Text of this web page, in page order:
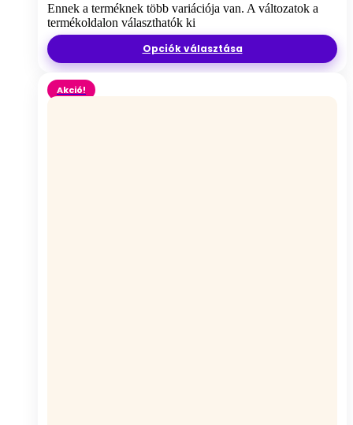
Opciók választása
Ennek a terméknek több variációja van. A változatok a
termékoldalon választhatók ki
Akció!